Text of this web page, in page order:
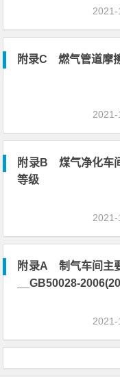
附录C 燃气管道摩
附录B 煤气净化车
等级
附录A 制气车间主
__GB50028-